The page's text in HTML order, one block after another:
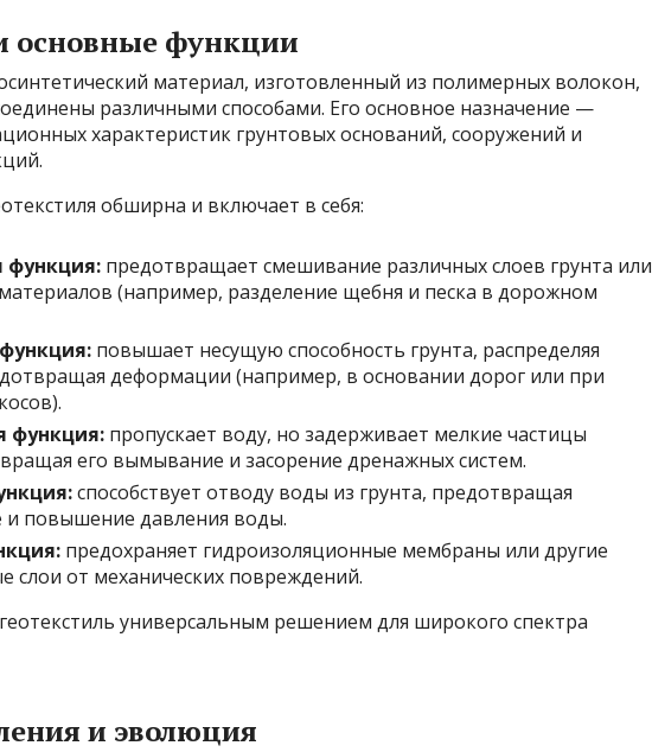
основные функции
материал, изготовленный из полимерных волокон,
различными способами. Его основное назначение —
характеристик грунтовых оснований, сооружений и
обширна и включает в себя:
предотвращает смешивание различных слоев грунта или
(например, разделение щебня и песка в дорожном
повышает несущую способность грунта, распределяя
деформации (например, в основании дорог или при
функция: пропускает воду, но задерживает мелкие частицы
его вымывание и засорение дренажных систем.
способствует отводу воды из грунта, предотвращая
и повышение давления воды.
предохраняет гидроизоляционные мембраны или другие
слои от механических повреждений.
универсальным решением для широкого спектра
и эволюция